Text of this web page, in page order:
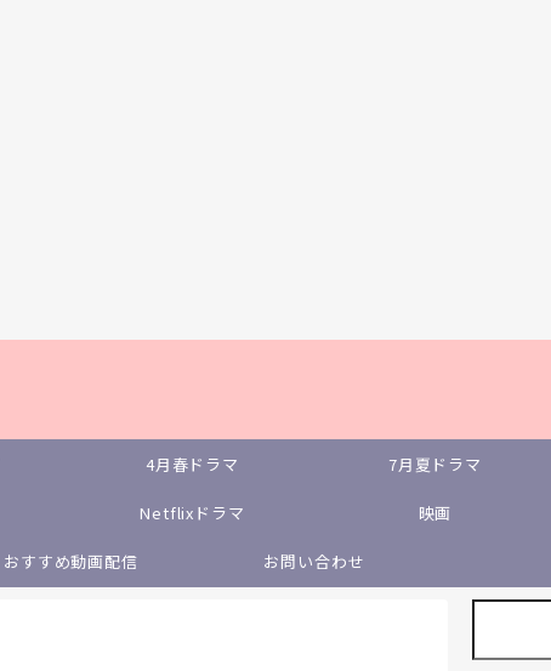
4月春ドラマ 7月夏ドラマ
Netflixドラマ 映画
おすすめ動画配信 お問い合わせ